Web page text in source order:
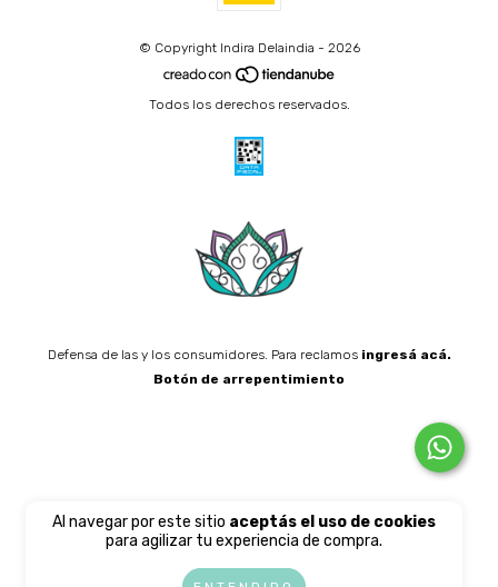
Al navegar por este sitio aceptás el uso de cookies
para agilizar tu experiencia de compra.
© Copyright Indira Delaindia - 2026
Todos los derechos reservados.
Defensa de las y los consumidores. Para reclamos ingresá acá.
Botón de arrepentimiento